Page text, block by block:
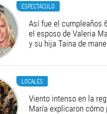
ESPECTÁCULO
Así fue el cumpleaños
el esposo de Valeria
y su hija Taina de
LOCALES
Viento intenso en la
María explicaron cómo